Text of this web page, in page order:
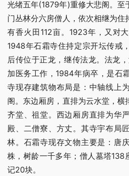
光绪五年(1879年)重修大悲阁。至
门丛林分六房僧人，依次相继为住
有香火田112亩。1923年，又对
1948年石霜寺住持定宗开坛传戒
后传位于正龙，继传法龙。法龙
加医务工作，1984年病卒，是石
寺现存建筑物布局是：中轴线上
阁。东边厢房，直排为云水堂，横
齐堂、祖堂。西边厢房直排为华
殿、二僧寮、方丈。其寺宇布局
林。石霜寺现存文物主要是：唐
株，树龄一千多年；僧人墓塔138
记20块。